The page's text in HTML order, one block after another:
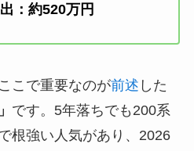
：約520万円
こで重要なのが前述 した
です。5年落ちでも200系
根強い人気があり、2026